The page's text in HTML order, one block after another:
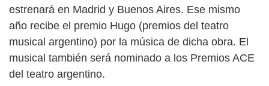
estrenará en Madrid y Buenos Aires. Ese mismo
año recibe el premio Hugo (premios del teatro
musical argentino) por la música de dicha obra. El
musical también será nominado a los Premios ACE
del teatro argentino.